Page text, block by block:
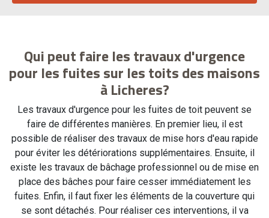
Qui peut faire les travaux d'urgence
pour les fuites sur les toits des maisons
à Licheres?
Les travaux d'urgence pour les fuites de toit peuvent se
faire de différentes manières. En premier lieu, il est
possible de réaliser des travaux de mise hors d'eau rapide
pour éviter les détériorations supplémentaires. Ensuite, il
existe les travaux de bâchage professionnel ou de mise en
place des bâches pour faire cesser immédiatement les
fuites. Enfin, il faut fixer les éléments de la couverture qui
se sont détachés. Pour réaliser ces interventions, il va